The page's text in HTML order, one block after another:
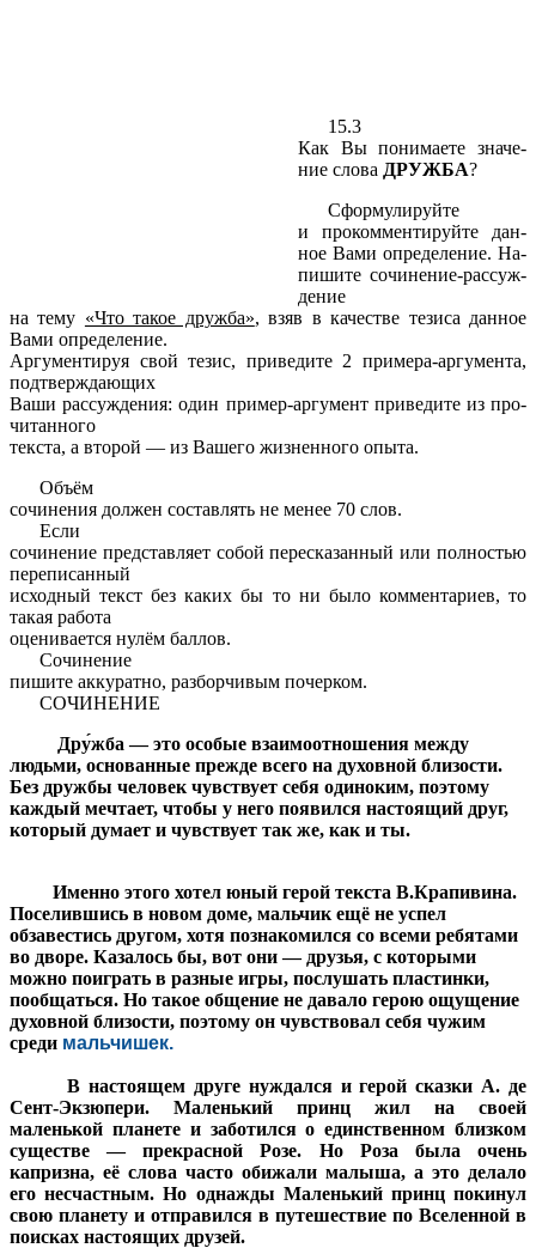
15.3
Как Вы по­ни­ма­е­те зна­че­
ние слова ДРУЖ­БА?
Сфор­му­ли­руй­те
и про­ком­мен­ти­руй­те дан­
ное Вами опре­де­ле­ние. На­
пи­ши­те со­чи­не­ние-рас­суж­
де­ние
на тему «Что такое друж­ба», взяв в ка­че­стве те­зи­са дан­ное
Вами опре­де­ле­ние.
Ар­гу­мен­ти­руя свой тезис, при­ве­ди­те 2 при­ме­ра-ар­гу­мен­та,
под­твер­жда­ю­щих
Ваши рас­суж­де­ния: один при­мер-ар­гу­мент при­ве­ди­те из про­
чи­тан­но­го
тек­ста, а вто­рой — из Ва­ше­го жиз­нен­но­го опыта.
Объём
со­чи­не­ния дол­жен со­став­лять не менее 70 слов.
Если
со­чи­не­ние пред­став­ля­ет собой пе­ре­ска­зан­ный или пол­но­стью
пе­ре­пи­сан­ный
ис­ход­ный текст без каких бы то ни было ком­мен­та­ри­ев, то
такая ра­бо­та
оце­ни­ва­ет­ся нулём бал­лов.
Со­чи­не­ние
пи­ши­те ак­ку­рат­но, раз­бор­чи­вым по­чер­ком.
СОЧИНЕНИЕ
Дру́жба — это особые взаимоотношения между
людьми, основанные прежде всего на духовной близости.
Без дружбы человек чувствует себя одиноким, поэтому
каждый мечтает, чтобы у него появился настоящий друг,
который думает и чувствует так же, как и ты.
Именно этого хотел юный герой текста В.Крапивина.
Поселившись в новом доме, мальчик ещё не успел
обзавестись другом, хотя познакомился со всеми ребятами
во дворе. Казалось бы, вот они — друзья, с которыми
можно поиграть в разные игры, послушать пластинки,
пообщаться. Но такое общение не давало герою ощущение
духовной близости, поэтому он чувствовал себя чужим
среди мальчишек.
В настоящем друге нуждался и герой сказки А. де
Сент-Экзюпери. Маленький принц жил на своей
маленькой планете и заботился о единственном близком
существе — прекрасной Розе. Но Роза была очень
капризна, её слова часто обижали малыша, а это делало
его несчастным. Но однажды Маленький принц покинул
свою планету и отправился в путешествие по Вселенной в
поисках настоящих друзей.